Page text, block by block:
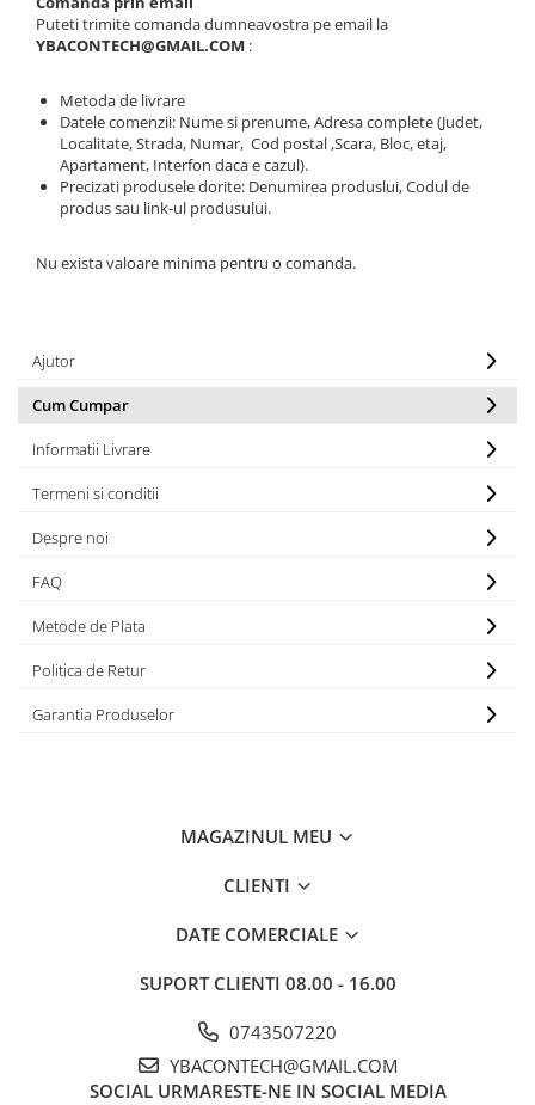
Puteti trimite comanda dumneavostra pe email la
YBACONTECH@GMAIL.COM :
Metoda de livrare
Datele comenzii: Nume si prenume, Adresa complete (Judet,
Localitate, Strada, Numar, Cod postal ,Scara, Bloc, etaj,
Apartament, Interfon daca e cazul).
Precizati produsele dorite: Denumirea produslui, Codul de
produs sau link-ul produsului.
Nu exista valoare minima pentru o comanda.
Ajutor
Cum Cumpar
Informatii Livrare
Termeni si conditii
Despre noi
FAQ
Metode de Plata
Politica de Retur
Garantia Produselor
MAGAZINUL MEU
CLIENTI
DATE COMERCIALE
SUPORT CLIENTI 08.00 - 16.00
0743507220
YBACONTECH@GMAIL.COM
SOCIAL URMARESTE-NE IN SOCIAL MEDIA